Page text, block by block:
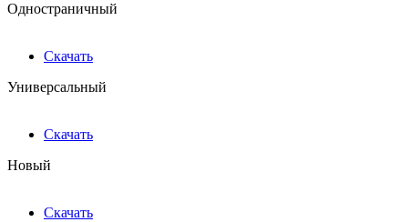
Одностраничный
Скачать
Универсальный
Скачать
Новый
Скачать